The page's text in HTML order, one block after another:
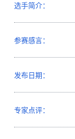
选手简介：
参赛感言：
发布日期：
专家点评：